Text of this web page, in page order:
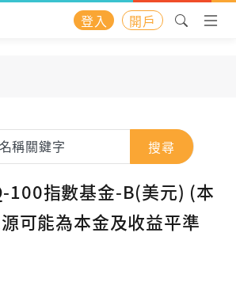
登入 開戶
搜尋
100指數基金-B(美元) (本
可能為本金及收益平準